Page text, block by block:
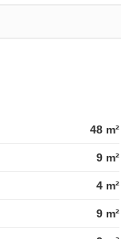
48 m²
9 m²
4 m²
9 m²